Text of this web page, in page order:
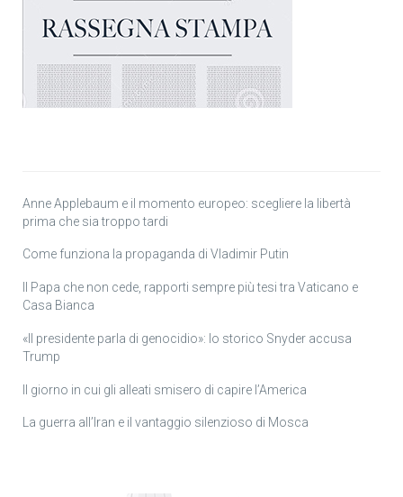
Anne Applebaum e il momento europeo: scegliere la libertà
prima che sia troppo tardi
Come funziona la propaganda di Vladimir Putin
Il Papa che non cede, rapporti sempre più tesi tra Vaticano e
Casa Bianca
«Il presidente parla di genocidio»: lo storico Snyder accusa
Trump
Il giorno in cui gli alleati smisero di capire l’America
La guerra all’Iran e il vantaggio silenzioso di Mosca